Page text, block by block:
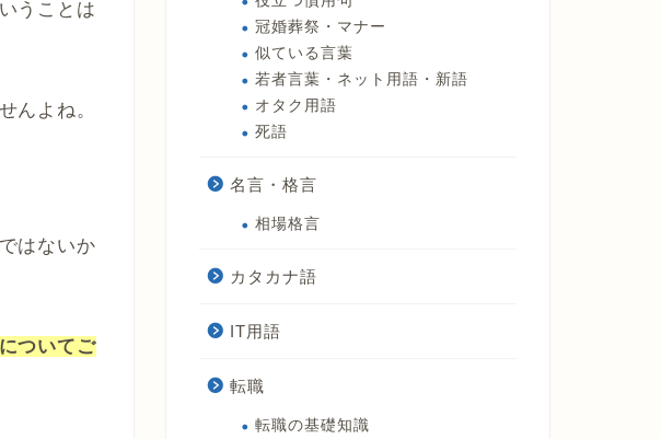
うことは
んよね。
はないか
ついてご
冠婚葬祭・マナー
似ている言葉
若者言葉・ネット用語・新語
オタク用語
死語
名言・格言
相場格言
カタカナ語
IT用語
転職
転職の基礎知識